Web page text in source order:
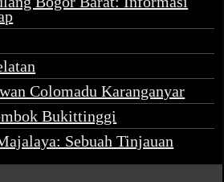
Colomadu Karanganyar
Bukittinggi
Sebuah Tinjauan